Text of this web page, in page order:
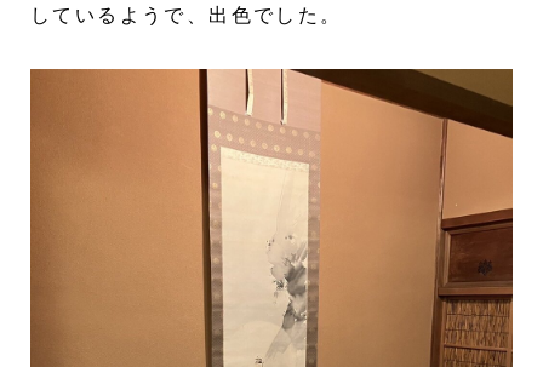
しているようで、出色でした。